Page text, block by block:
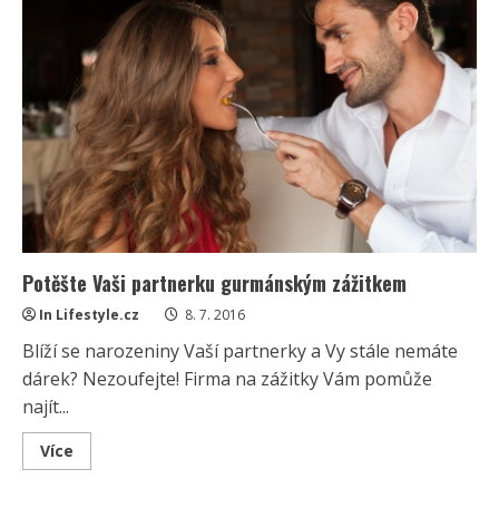
Potěšte Vaši partnerku gurmánským zážitkem
In Lifestyle.cz 8. 7. 2016
Blíží se narozeniny Vaší partnerky a Vy stále nemáte
dárek? Nezoufejte! Firma na zážitky Vám pomůže
najít...
Více
more